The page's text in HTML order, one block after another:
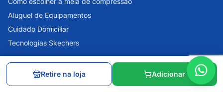
Aluguel de Equipamentos
Cuidado Domiciliar
Tecnologias Skechers
Central de Atendimento
Retire na loja Adicionar